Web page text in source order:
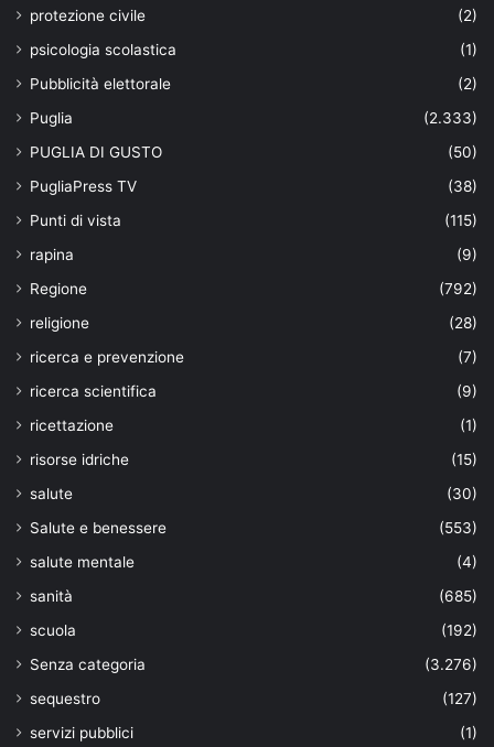
protezione civile
(2)
psicologia scolastica
(1)
Pubblicità elettorale
(2)
Puglia
(2.333)
PUGLIA DI GUSTO
(50)
PugliaPress TV
(38)
Punti di vista
(115)
rapina
(9)
Regione
(792)
religione
(28)
ricerca e prevenzione
(7)
ricerca scientifica
(9)
ricettazione
(1)
risorse idriche
(15)
salute
(30)
Salute e benessere
(553)
salute mentale
(4)
sanità
(685)
scuola
(192)
Senza categoria
(3.276)
sequestro
(127)
servizi pubblici
(1)